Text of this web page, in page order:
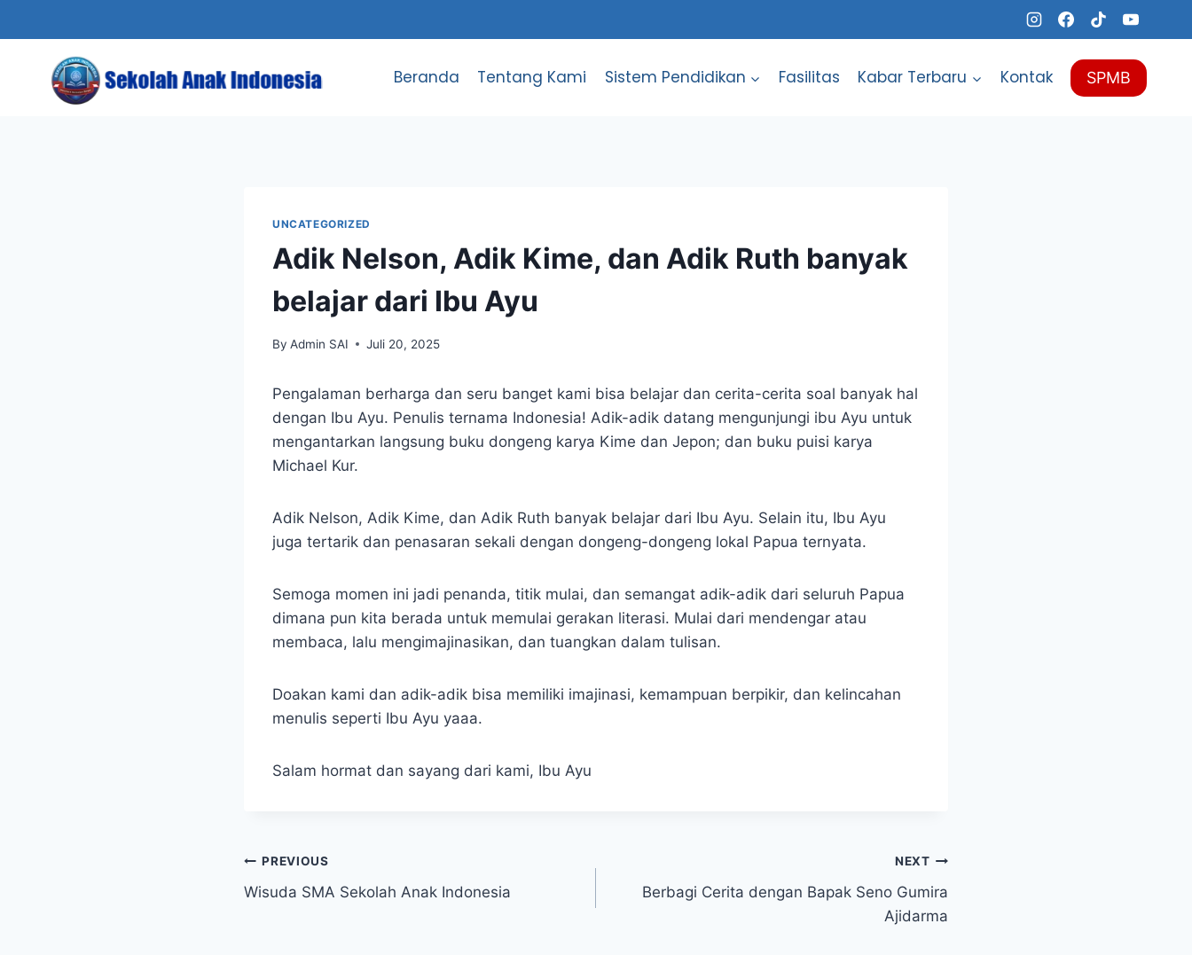
to
Beranda Tentang Kami Sistem Pendidikan Fasilitas Kabar Terbaru Kontak SPMB
UNCATEGORIZED
Adik Nelson, Adik Kime, dan Adik Ruth banyak
belajar dari Ibu Ayu
By Admin SAI Juli 20, 2025
Pengalaman berharga dan seru banget kami bisa belajar dan cerita-cerita soal banyak hal
dengan Ibu Ayu. Penulis ternama Indonesia! Adik-adik datang mengunjungi ibu Ayu untuk
mengantarkan langsung buku dongeng karya Kime dan Jepon; dan buku puisi karya
Michael Kur.
Adik Nelson, Adik Kime, dan Adik Ruth banyak belajar dari Ibu Ayu. Selain itu, Ibu Ayu
juga tertarik dan penasaran sekali dengan dongeng-dongeng lokal Papua ternyata.
Semoga momen ini jadi penanda, titik mulai, dan semangat adik-adik dari seluruh Papua
dimana pun kita berada untuk memulai gerakan literasi. Mulai dari mendengar atau
membaca, lalu mengimajinasikan, dan tuangkan dalam tulisan.
Doakan kami dan adik-adik bisa memiliki imajinasi, kemampuan berpikir, dan kelincahan
menulis seperti Ibu Ayu yaaa.
Salam hormat dan sayang dari kami, Ibu Ayu
Navigasi
pos
PREVIOUS
Wisuda SMA Sekolah Anak Indonesia
NEXT
Berbagi Cerita dengan Bapak Seno Gumira
Ajidarma